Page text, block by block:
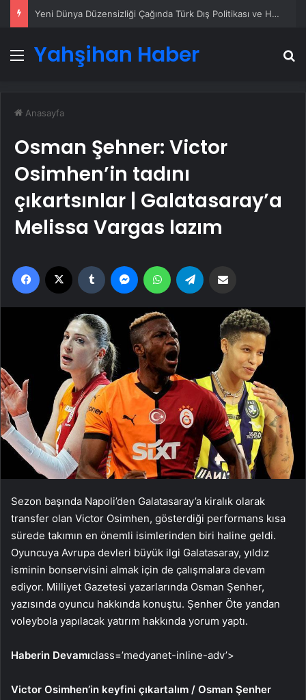
Savunma Sanayinde Güncel, Doğru ve Teknik Haberler
Menü
Yahşihan Haber
Anasayfa
Osman Şehner: Victor
Osimhen’in tadını
çıkartsınlar | Galatasaray’a
Melissa Vargas lazım
Facebook Tumblr MessengerWhatsApp
Sezon başında Napoli’den Galatasaray’a kiralık olarak
transfer olan Victor Osimhen, gösterdiği performans kısa
sürede takımın en önemli isimlerinden biri haline geldi.
Oyuncuya Avrupa devleri büyük ilgi Galatasaray, yıldız
isminin bonservisini almak için de çalışmalara devam
ediyor. Milliyet Gazetesi yazarlarında Osman Şenher,
yazısında oyuncu hakkında konuştu. Şenher Öte yandan
voleybola yapılacak yatırım hakkında yorum yaptı.
Haberin Devamıclass=’medyanet-inline-adv’>
Victor Osimhen’in keyfini çıkartalım / Osman Şenher